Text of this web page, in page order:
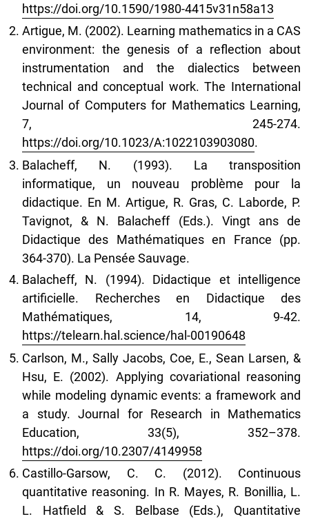
https://doi.org/10.1590/1980-4415v31n58a13
Artigue, M. (2002). Learning mathematics in a CAS
environment: the genesis of a reflection about
instrumentation and the dialectics between
technical and conceptual work. The International
Journal of Computers for Mathematics Learning,
7, 245-274.
https://doi.org/10.1023/A:1022103903080.
Balacheff, N. (1993). La transposition
informatique, un nouveau problème pour la
didactique. En M. Artigue, R. Gras, C. Laborde, P.
Tavignot, & N. Balacheff (Eds.). Vingt ans de
Didactique des Mathématiques en France (pp.
364-370). La Pensée Sauvage.
Balacheff, N. (1994). Didactique et intelligence
artificielle. Recherches en Didactique des
Mathématiques, 14, 9-42.
https://telearn.hal.science/hal-00190648
Carlson, M., Sally Jacobs, Coe, E., Sean Larsen, &
Hsu, E. (2002). Applying covariational reasoning
while modeling dynamic events: a framework and
a study. Journal for Research in Mathematics
Education, 33(5), 352–378.
https://doi.org/10.2307/4149958
Castillo-Garsow, C. C. (2012). Continuous
quantitative reasoning. In R. Mayes, R. Bonillia, L.
L. Hatfield & S. Belbase (Eds.), Quantitative